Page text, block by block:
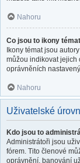
Nahoru
Co jsou to ikony
Ikony témat jsou
můžou indikovat jejich
oprávněních
Nahoru
Uživatelské
Kdo jsou to
Administrátoři jsou
fórem. Tito členové
oprávnění, banování